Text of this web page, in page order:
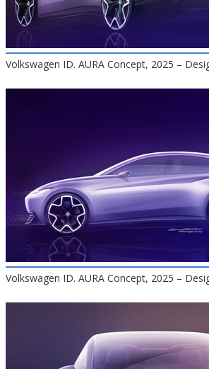
Volkswagen ID. AURA Concept, 2025 –
Volkswagen ID. AURA Concept, 2025 –